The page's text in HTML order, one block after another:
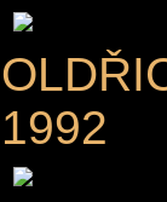
1992